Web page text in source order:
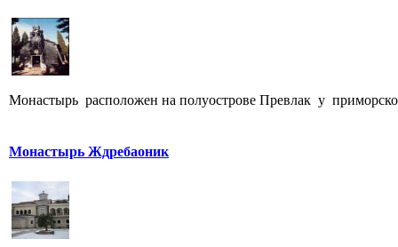
Монастырь расположен на полуострове Превлак у
Монастырь Ждребаоник